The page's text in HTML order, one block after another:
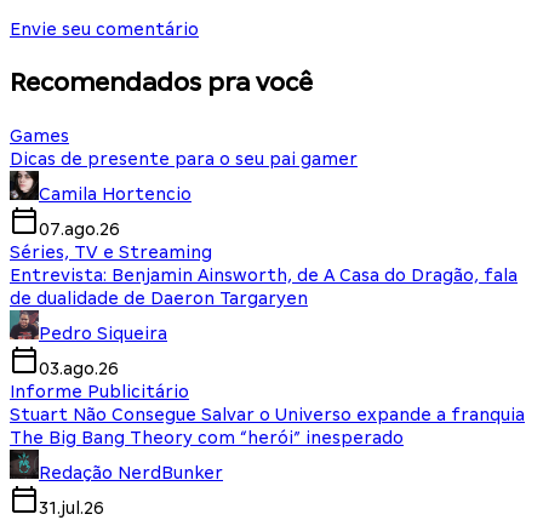
Envie seu comentário
Recomendados pra você
Games
Dicas de presente para o seu pai gamer
Camila Hortencio
07.ago.26
Séries, TV e Streaming
Entrevista: Benjamin Ainsworth, de A Casa do Dragão, fala
de dualidade de Daeron Targaryen
Pedro Siqueira
03.ago.26
Informe Publicitário
Stuart Não Consegue Salvar o Universo expande a franquia
The Big Bang Theory com “herói” inesperado
Redação NerdBunker
31.jul.26